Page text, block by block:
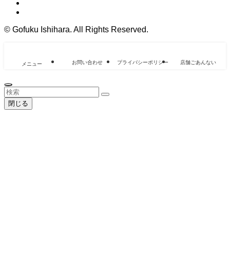
© Gofuku Ishihara. All Rights Reserved.
メニュー お問い合わせ プライバシーポリシー 店舗ごあんない
閉じる